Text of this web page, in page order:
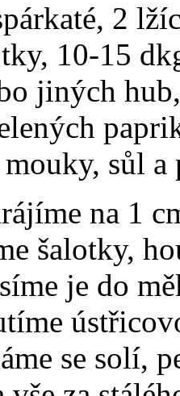
2
10-15
jiných
sůl a
na 1
šalotky,
je do
se solí,